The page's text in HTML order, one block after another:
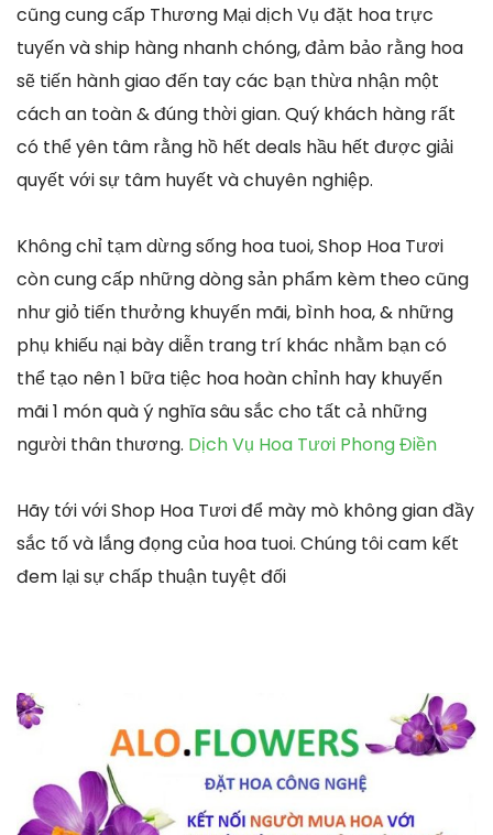
cũng cung cấp Thương Mại dịch Vụ đặt hoa trực
tuyến và ship hàng nhanh chóng, đảm bảo rằng hoa
sẽ tiến hành giao đến tay các bạn thừa nhận một
cách an toàn & đúng thời gian. Quý khách hàng rất
có thể yên tâm rằng hồ hết deals hầu hết được giải
quyết với sự tâm huyết và chuyên nghiệp.
Không chỉ tạm dừng sống hoa tuoi, Shop Hoa Tươi
còn cung cấp những dòng sản phẩm kèm theo cũng
như giỏ tiến thưởng khuyến mãi, bình hoa, & những
phụ khiếu nại bày diễn trang trí khác nhằm bạn có
thể tạo nên 1 bữa tiệc hoa hoàn chỉnh hay khuyến
mãi 1 món quà ý nghĩa sâu sắc cho tất cả những
người thân thương. Dịch Vụ Hoa Tươi Phong Điền
Hãy tới với Shop Hoa Tươi để mày mò không gian đầy
sắc tố và lắng đọng của hoa tuoi. Chúng tôi cam kết
đem lại sự chấp thuận tuyệt đối